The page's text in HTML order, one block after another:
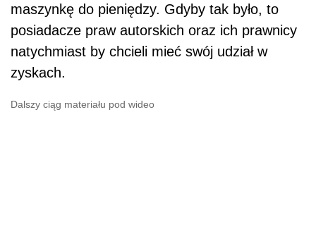
maszynkę do pieniędzy. Gdyby tak było, to
posiadacze praw autorskich oraz ich prawnicy
natychmiast by chcieli mieć swój udział w
zyskach.
Dalszy ciąg materiału pod wideo